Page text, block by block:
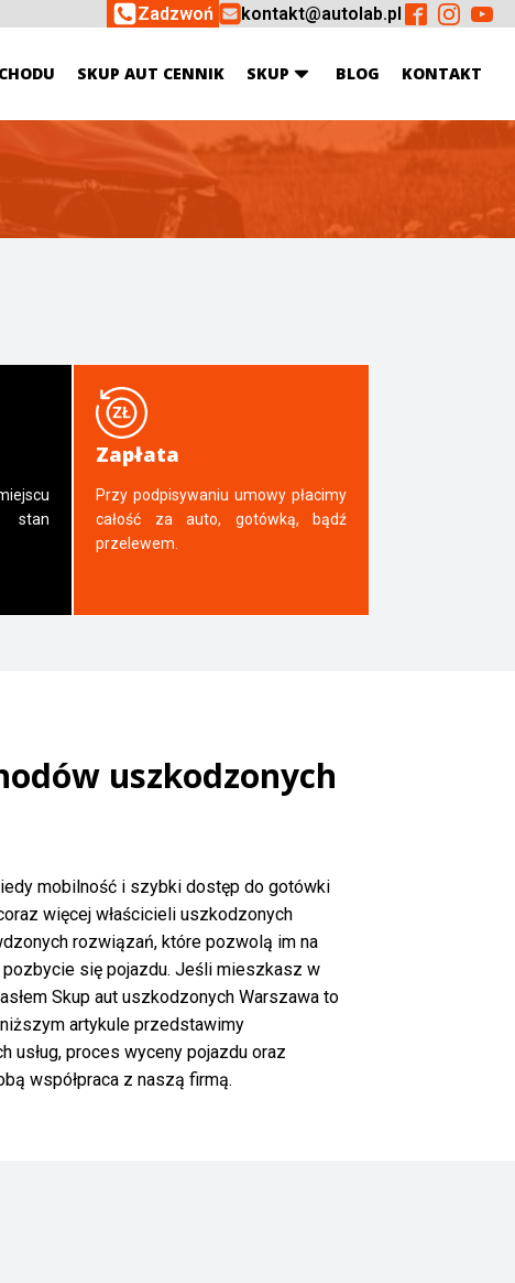
Zadzwoń kontakt@autolab.pl
SKUP AUT CENNIK SKUP BLOG KONTAKT
stan
Zapłata
Przy podpisywaniu umowy płacimy
całość za auto, gotówką, bądź
przelewem.
uszkodzonych
mobilność i szybki dostęp do gotówki
więcej właścicieli uszkodzonych
rozwiązań, które pozwolą im na
się pojazdu. Jeśli mieszkasz w
Skup aut uszkodzonych Warszawa to
artykule przedstawimy
usług, proces wyceny pojazdu oraz
współpraca z naszą firmą.